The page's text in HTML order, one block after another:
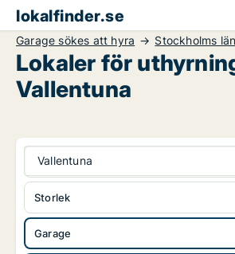
lokalfinder.se
Garage sökes att hyra Stockholms län
Lokaler för
Vallentuna
Vallentuna
Garage
Storlek